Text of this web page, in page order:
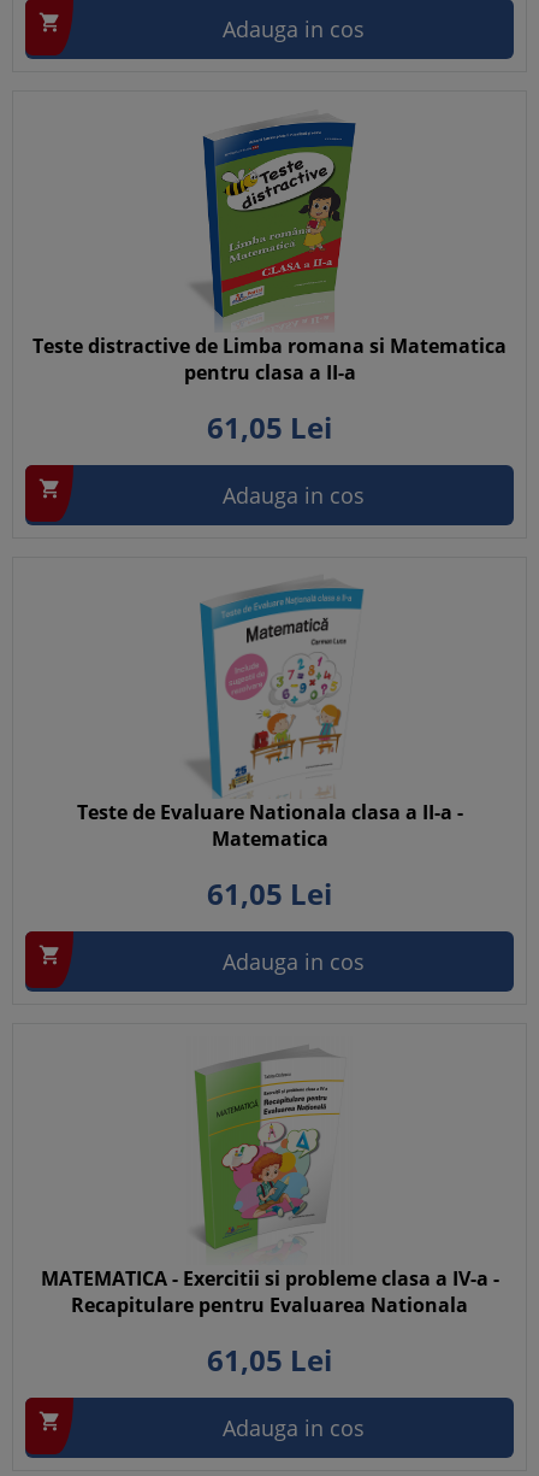
 Adauga in cos
Teste distractive de Limba romana si Matematica
pentru clasa a II-a
61,05 Lei
 Adauga in cos
Teste de Evaluare Nationala clasa a II-a -
Matematica
61,05 Lei
 Adauga in cos
MATEMATICA - Exercitii si probleme clasa a IV-a -
Recapitulare pentru Evaluarea Nationala
61,05 Lei
 Adauga in cos